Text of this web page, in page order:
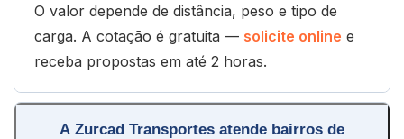
O valor depende de distância, peso e tipo de
carga. A cotação é gratuita — solicite online e
receba propostas em até 2 horas.
A Zurcad Transportes atende bairros de